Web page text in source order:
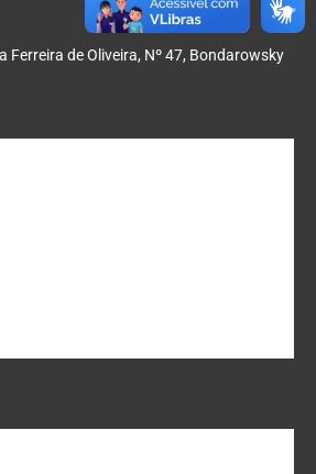
Ferreira de Oliveira, Nº 47, Bondarowsky